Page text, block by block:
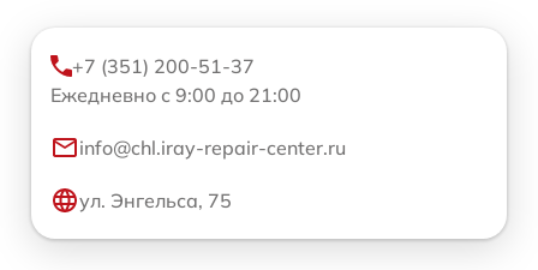
+7 (351) 200-51-37
Ежедневно с 9:00 до 21:00
info@chl.iray-repair-center.ru
ул. Энгельса, 75